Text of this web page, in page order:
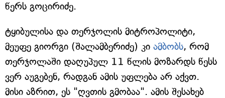
წერს გოცირიძე.
ტყიბულისა და თერჯოლის მიტროპოლიტი,
მეუფე გიორგი (შალამბერიძე) კი ამბობს, რომ
თერჯოლაში დაღუპულ 11 წლის მოზარდს წესს
ვერ აუგებენ, რადგან ამის უფლება არ აქვთ.
მისი აზრით, ეს "ღვთის გმობაა". ამის შესახებ